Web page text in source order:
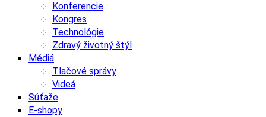
Konferencie
Kongres
Technológie
Zdravý životný štýl
Médiá
Tlačové správy
Videá
Súťaže
E-shopy